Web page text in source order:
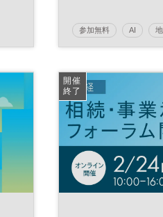
参加無料 AI
デジタルトランスフォ
IoT DX
開催
終了